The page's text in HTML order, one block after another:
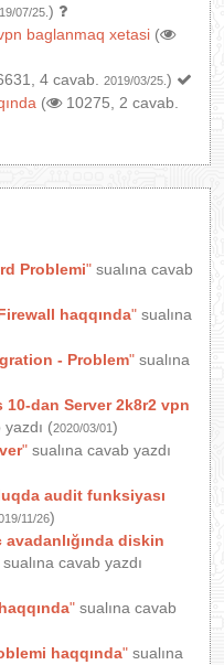
07/25. )
baglanmaq xetasi (
4 cavab. 2019/03/25. )
( 10275, 2 cavab.
Problemi" sualına cavab
haqqında" sualına
- Problem" sualına
10-dan Server 2k8r2 vpn
yazdı (2020/03/01)
" sualına cavab yazdı
audit funksiyası
11/26)
avadanlığında diskin
sualına cavab yazdı
" sualına cavab
haqqında" sualına